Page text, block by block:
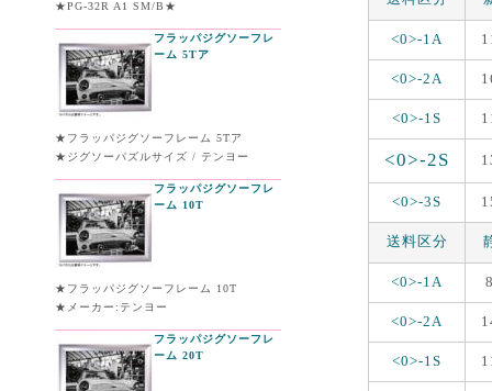
★PG-32R A1 SM/B★
フラッパジグソーフレ
ーム 5Tア
★フラッパジグソーフレーム 5Tア
★ジグソーパズルサイズ / テンヨー
フラッパジグソーフレ
ーム 10T
★フラッパジグソーフレーム 10T
★メーカー:テンヨー
フラッパジグソーフレ
ーム 20T
<0>-1A
<0>-2A
<0>-1S
<0>-2S
<0>-3S
送料区分
<0>-1A
<0>-2A
<0>-1S